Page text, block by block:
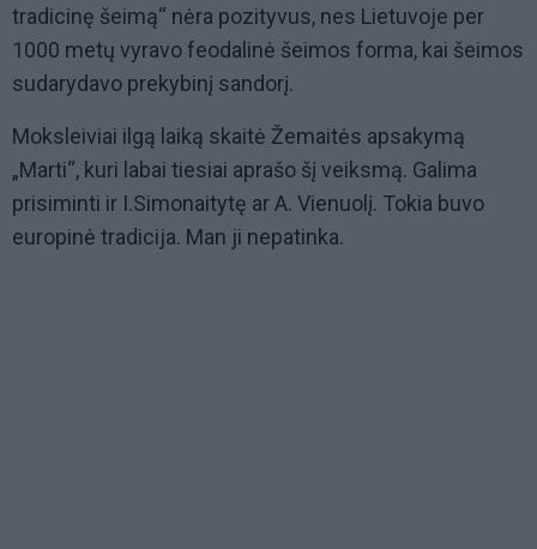
tradicinę šeimą“ nėra pozityvus, nes Lietuvoje per
1000 metų vyravo feodalinė šeimos forma, kai šeimos
sudarydavo prekybinį sandorį.
Moksleiviai ilgą laiką skaitė Žemaitės apsakymą
„Marti“, kuri labai tiesiai aprašo šį veiksmą. Galima
prisiminti ir I.Simonaitytę ar A. Vienuolį. Tokia buvo
europinė tradicija. Man ji nepatinka.